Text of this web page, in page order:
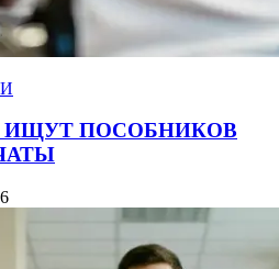
ИЩУТ ПОСОБНИКОВ